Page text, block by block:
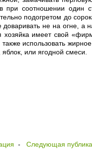
при соотношении один
подогретом до
не на огне, а
имеет свой
использовать
или ягодной смеси.
-Следующая